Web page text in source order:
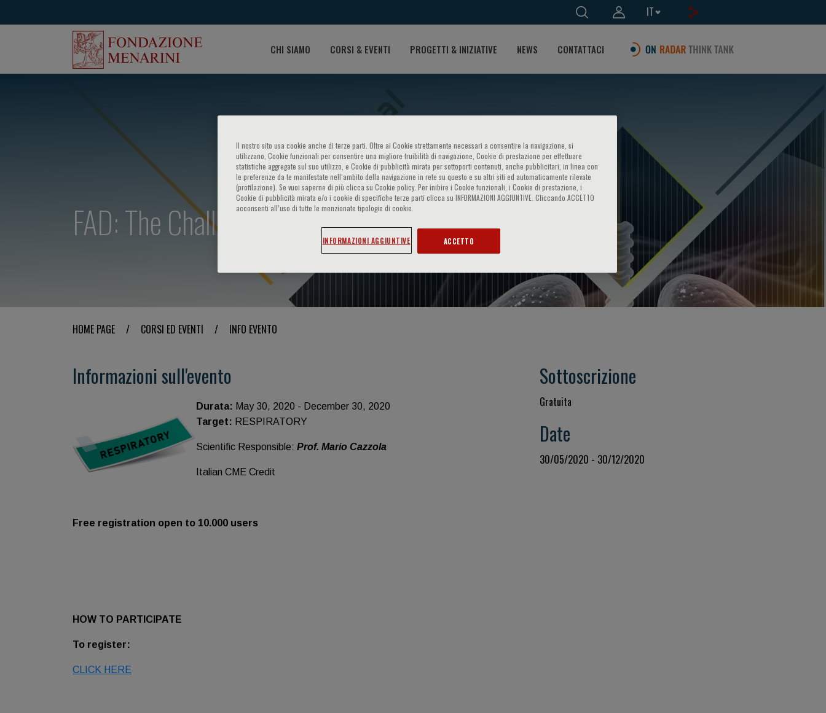
IT
CHI SIAMO CORSI & EVENTI PROGETTI & INIZIATIVE NEWS CONTATTACI
FAD: The Challenges of Precision Medicine in COPD
HOME PAGE / CORSI ED EVENTI / INFO EVENTO
Informazioni sull'evento
Durata: May 30, 2020 - December 30, 2020
Target: RESPIRATORY
Scientific Responsible: Prof. Mario Cazzola
Italian CME Credit
Free registration open to 10.000 users
HOW TO PARTICIPATE
To register:
CLICK HERE
Sottoscrizione
Gratuita
Date
30/05/2020 - 30/12/2020
Il nostro sito usa cookie anche di terze parti. Oltre ai Cookie strettamente necessari a consentire la navigazione, si
utilizzano, Cookie funzionali per consentire una migliore fruibilità di navigazione, Cookie di prestazione per effettuare
statistiche aggregate sul suo utilizzo, e Cookie di pubblicità mirata per sottoporti contenuti, anche pubblicitari, in linea con
le preferenze da te manifestate nell‘ambito della navigazione in rete su questo e su altri siti ed automaticamente rilevate
(profilazione). Se vuoi saperne di più clicca su Cookie policy. Per inibire i Cookie funzionali, i Cookie di prestazione, i
Cookie di pubblicità mirata e/o i cookie di specifiche terze parti clicca su INFORMAZIONI AGGIUNTIVE. Cliccando ACCETTO
acconsenti all’uso di tutte le menzionate tipologie di cookie.
INFORMAZIONI AGGIUNTIVE ACCETTO